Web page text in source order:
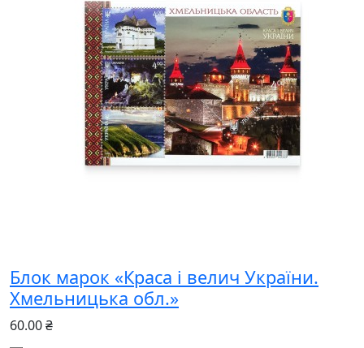
Блок марок «Краса і велич України.
Хмельницька обл.»
60.00 ₴